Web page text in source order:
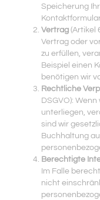
Speicherung
Vertrag (Artikel
Vertrag oder
zu erfüllen,
Beispiel einen
benötigen wir
Rechtliche
DSGVO):
unterliegen,
sind wir
Buchhaltung
Berechtigte
Im Falle
nicht